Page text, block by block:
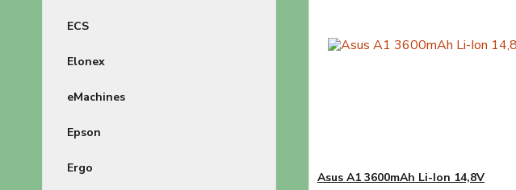
ECS
Elonex
eMachines
Epson
Ergo
Asus A1 3600mAh Li-Ion 14,8V